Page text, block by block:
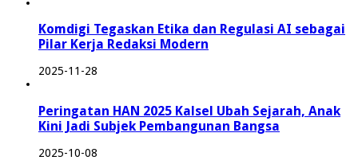
Komdigi Tegaskan Etika dan Regulasi AI sebagai
Pilar Kerja Redaksi Modern
2025-11-28
Peringatan HAN 2025 Kalsel Ubah Sejarah, Anak
Kini Jadi Subjek Pembangunan Bangsa
2025-10-08